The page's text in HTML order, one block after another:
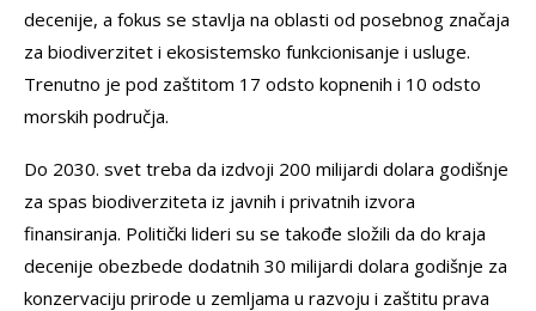
decenije, a fokus se stavlja na oblasti od posebnog značaja
za biodiverzitet i ekosistemsko funkcionisanje i usluge.
Trenutno je pod zaštitom 17 odsto kopnenih i 10 odsto
morskih područja.
Do 2030. svet treba da izdvoji 200 milijardi dolara godišnje
za spas biodiverziteta iz javnih i privatnih izvora
finansiranja. Politički lideri su se takođe složili da do kraja
decenije obezbede dodatnih 30 milijardi dolara godišnje za
konzervaciju prirode u zemljama u razvoju i zaštitu prava